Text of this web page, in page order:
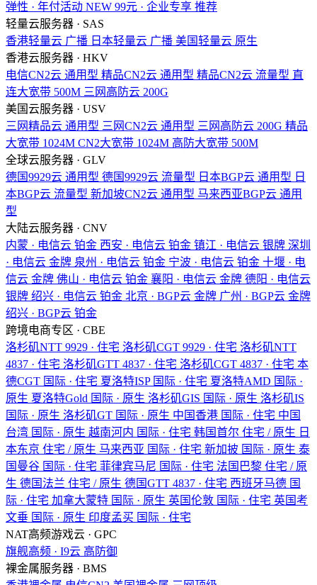
弹性 · 年付活动 NEW 99元 · 企业专享 推荐
轻量云服务器 · SAS
香港轻量云 广播 日本轻量云 广播 美国轻量云 原生
香港云服务器 · HKV
电信CN2云 通用型 精品CN2云 通用型 精品CN2云 流量型 直
连大宽带 500M 三网高防云 200G
美国云服务器 · USV
三网精品云 通用型 三网CN2云 通用型 三网高防云 200G 精品
大宽带 1024M CN2大宽带 1024M 高防大宽带 500M
全球云服务器 · GLV
德国9929云 通用型 德国9929云 流量型 日本BGP云 通用型 日
本BGP云 流量型 新加坡CN2云 通用型 马来西亚BGP云 通用
型
大陆云服务器 · CNV
内蒙 · 电信云 铂金 西安 · 电信云 铂金 镇江 · 电信云 银牌 深圳
· 电信云 金牌 泉州 · 电信云 铂金 宁波 · 电信云 铂金 十堰 · 电
信云 金牌 佛山 · 电信云 铂金 襄阳 · 电信云 金牌 德阳 · 电信云
银牌 绍兴 · 电信云 铂金 北京 · BGP云 金牌 广州 · BGP云 金牌
绍兴 · BGP云 铂金
跨境电商专区 · CBE
洛杉矶NTT 9929 · 住宅 洛杉矶CGT 9929 · 住宅 洛杉矶NTT
4837 · 住宅 洛杉矶GTT 4837 · 住宅 洛杉矶CGT 4837 · 住宅 本
德CGT 国际 · 住宅 夏洛特ISP 国际 · 住宅 夏洛特AMD 国际 ·
原生 夏洛特Gold 国际 · 原生 洛杉矶GIS 国际 · 原生 洛杉矶IS
国际 · 原生 洛杉矶GT 国际 · 原生 中国香港 国际 · 住宅 中国
台湾 国际 · 原生 越南河内 国际 · 住宅 韩国首尔 住宅 / 原生 日
本东京 住宅 / 原生 马来西亚 国际 · 住宅 新加披 国际 · 原生 泰
国曼谷 国际 · 住宅 菲律宾马尼 国际 · 住宅 法国巴黎 住宅 / 原
生 德国法兰 住宅 / 原生 德国GTT 4837 · 住宅 西班牙马德 国
际 · 住宅 加拿大蒙特 国际 · 原生 英国伦敦 国际 · 住宅 英国考
文垂 国际 · 原生 印度孟买 国际 · 住宅
NAT高频游戏云 · GPC
旗舰高频 · I9云 高防御
裸金属服务器 · BMS